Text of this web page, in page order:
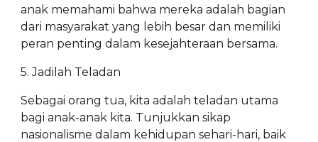
anak memahami bahwa mereka adalah bagian
dari masyarakat yang lebih besar dan memiliki
peran penting dalam kesejahteraan bersama.
5. Jadilah Teladan
Sebagai orang tua, kita adalah teladan utama
bagi anak-anak kita. Tunjukkan sikap
nasionalisme dalam kehidupan sehari-hari, baik